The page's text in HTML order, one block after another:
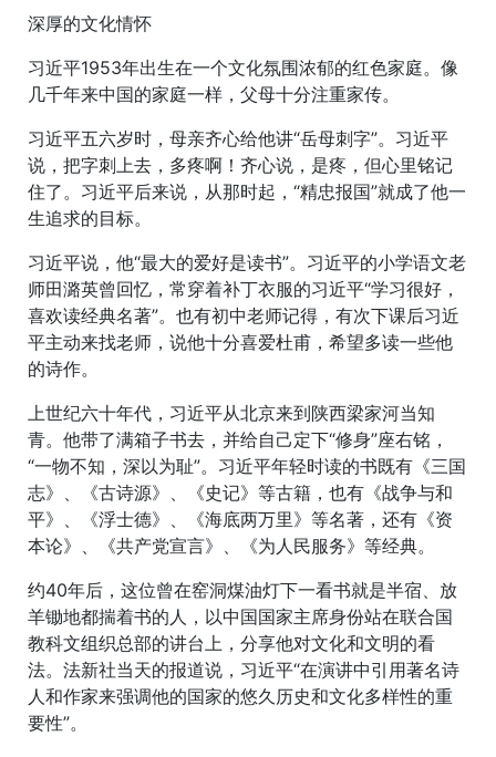
深厚的文化情怀
习近平1953年出生在一个文化氛围浓郁的红色家庭。像
几千年来中国的家庭一样，父母十分注重家传。
习近平五六岁时，母亲齐心给他讲“岳母刺字”。习近平
说，把字刺上去，多疼啊！齐心说，是疼，但心里铭记
住了。习近平后来说，从那时起，“精忠报国”就成了他一
生追求的目标。
习近平说，他“最大的爱好是读书”。习近平的小学语文老
师田潞英曾回忆，常穿着补丁衣服的习近平“学习很好，
喜欢读经典名著”。也有初中老师记得，有次下课后习近
平主动来找老师，说他十分喜爱杜甫，希望多读一些他
的诗作。
上世纪六十年代，习近平从北京来到陕西梁家河当知
青。他带了满箱子书去，并给自己定下“修身”座右铭，
“一物不知，深以为耻”。习近平年轻时读的书既有《三国
志》、《古诗源》、《史记》等古籍，也有《战争与和
平》、《浮士德》、《海底两万里》等名著，还有《资
本论》、《共产党宣言》、《为人民服务》等经典。
约40年后，这位曾在窑洞煤油灯下一看书就是半宿、放
羊锄地都揣着书的人，以中国国家主席身份站在联合国
教科文组织总部的讲台上，分享他对文化和文明的看
法。法新社当天的报道说，习近平“在演讲中引用著名诗
人和作家来强调他的国家的悠久历史和文化多样性的重
要性”。